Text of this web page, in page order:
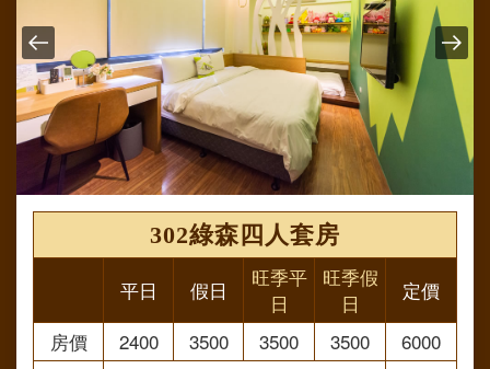
302綠森四人套房
平日
假日
旺季平
日
旺季假
日
定價
房價
2400 3500 3500 3500
6000